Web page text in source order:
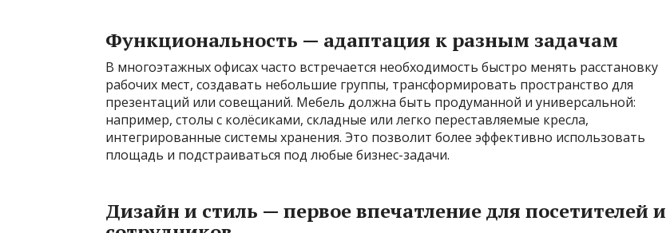
Функциональность — адаптация к разным задачам
В многоэтажных офисах часто встречается необходимость быстро менять расстановку
рабочих мест, создавать небольшие группы, трансформировать пространство для
презентаций или совещаний. Мебель должна быть продуманной и универсальной:
например, столы с колёсиками, складные или легко переставляемые кресла,
интегрированные системы хранения. Это позволит более эффективно использовать
площадь и подстраиваться под любые бизнес-задачи.
Дизайн и стиль — первое впечатление для посетителей и